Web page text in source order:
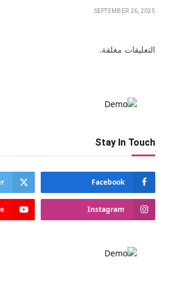
SEPTEMBER 26, 2025
التعليقات مغلقة.
Stay In Touch
Facebook
Instagram